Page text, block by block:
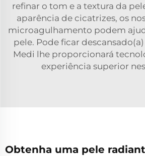
refinar o tom e a textura da
aparência de cicatrizes, os
microagulhamento podem
pele. Pode ficar
Medi lhe proporcionará
experiência superior
Obtenha uma pele